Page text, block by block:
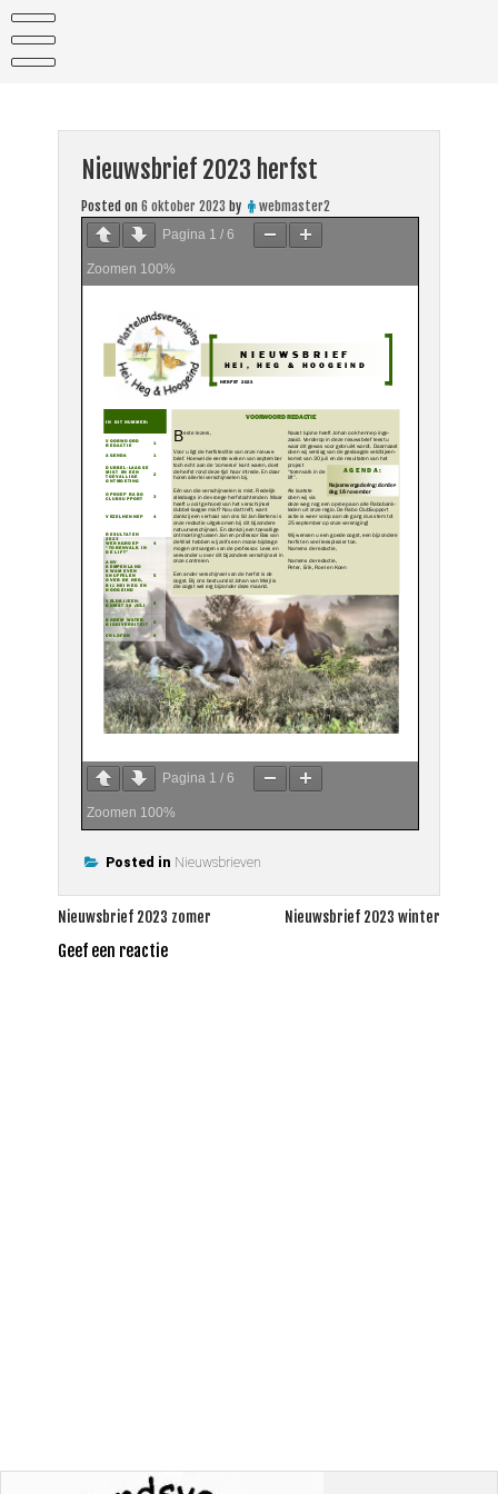
content
Nieuwsbrief 2023 herfst
Posted on 6 oktober 2023 by webmaster2
Pagina 1 / 6
Zoomen 100%
Pagina 1 / 6
Zoomen 100%
Posted in Nieuwsbrieven
Bericht
navigatie
Nieuwsbrief 2023 zomer Nieuwsbrief 2023 winter
Geef een reactie